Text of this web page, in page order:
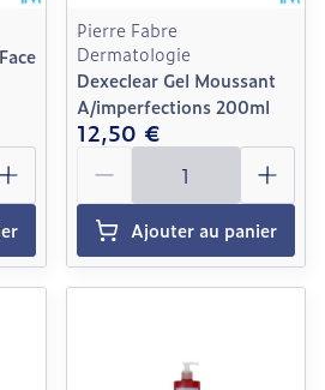
Pierre Fabre
Dermatologie
Dexeclear Gel Moussant
A/imperfections 200ml
12,50 €
Quantité
Ajouter au panier